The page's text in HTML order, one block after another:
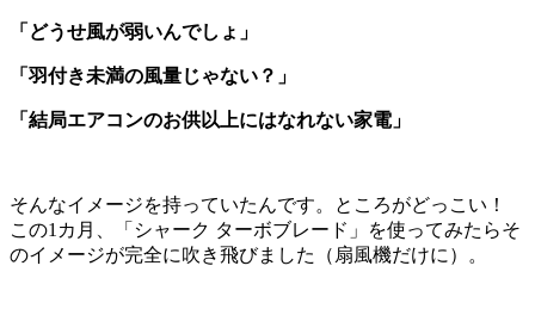
「どうせ風が弱いんでしょ」
「羽付き未満の風量じゃない？」
「結局エアコンのお供以上にはなれない家電」
そんなイメージを持っていたんです。ところがどっこい！
この1カ月、「シャーク ターボブレード」を使ってみたらそ
のイメージが完全に吹き飛びました（扇風機だけに）。